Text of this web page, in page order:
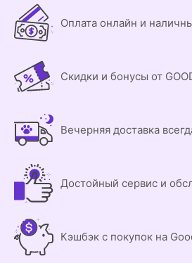
Оплата онлайн и
Скидки и бонусы от
Вечерняя доставка
Достойный сервис и
Кэшбэк с покупок на